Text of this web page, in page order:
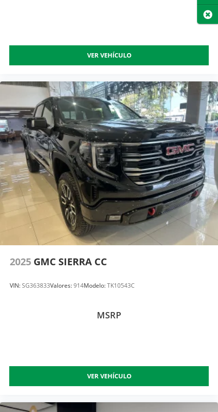
VER VEHÍCULO
2025 GMC SIERRA CC
VIN:SG363833Valores:914Modelo:TK10543C
MSRP
VER VEHÍCULO